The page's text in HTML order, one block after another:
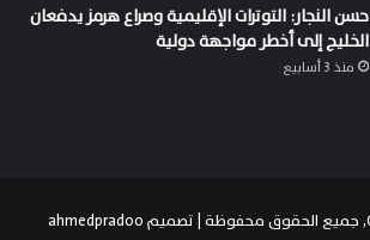
حسن النجار: التوترات الإقليمية وصراع هرمز يدفعان
الخليج إلى أخطر مواجهة دولية
منذ 3 أسابيع
ahmedpradoo